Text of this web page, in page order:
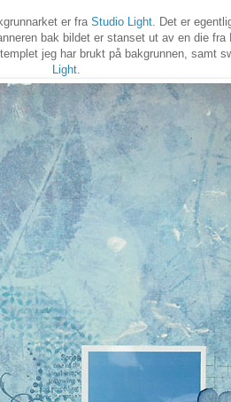
er fra Studio Light. Det er
bak bildet er stanset ut av en die fra
jeg har brukt på bakgrunnen, samt
Light.